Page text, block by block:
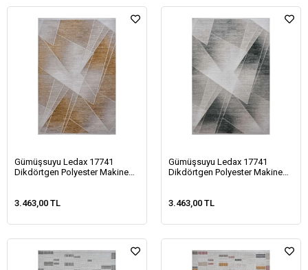
Gümüşsuyu Ledax 17741
Dikdörtgen Polyester Makine
3.463,00 TL
Gümüşsuyu Ledax 17741
Dikdörtgen Polyester Makine
3.463,00 TL